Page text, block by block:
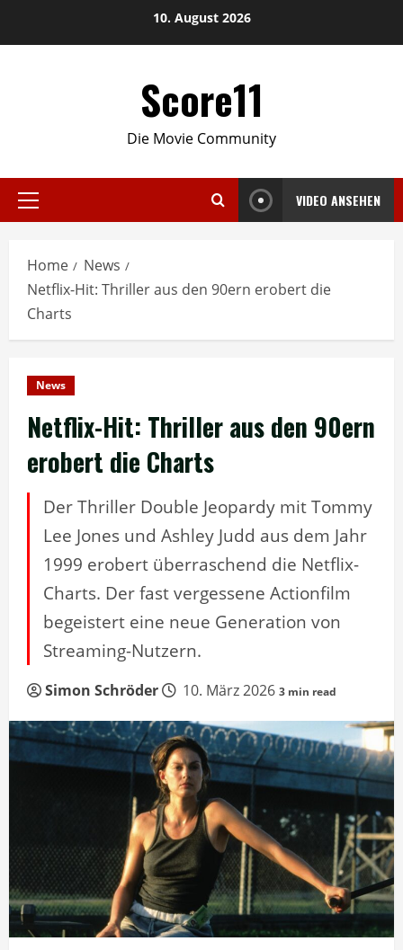
10. August 2026
Score11
Die Movie Community
Primary
VIDEO ANSEHEN
Home
News
Netflix-Hit: Thriller aus den 90ern erobert die
Charts
News
Netflix-Hit: Thriller aus den 90ern
erobert die Charts
Der Thriller Double Jeopardy mit Tommy
Lee Jones und Ashley Judd aus dem Jahr
1999 erobert überraschend die Netflix-
Charts. Der fast vergessene Actionfilm
begeistert eine neue Generation von
Streaming-Nutzern.
Simon Schröder 10. März 2026 3 min read